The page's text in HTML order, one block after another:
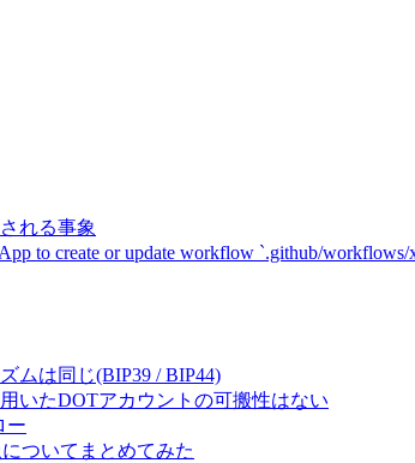
れる事象
to create or update workflow `.github/
ムは同じ(BIP39 / BIP44)
用いたDOTアカウントの可搬性はない
ー
ついてまとめてみた